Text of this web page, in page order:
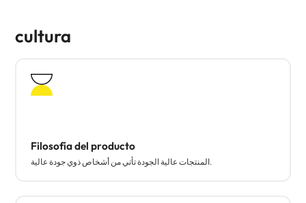
cultura
Filosofía del producto
المنتجات عالية الجودة تأتي من أشخاص ذوي جودة عالية.